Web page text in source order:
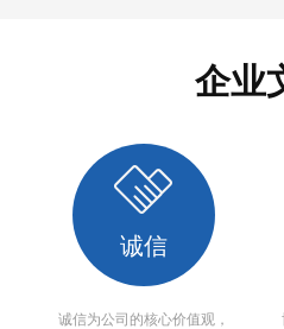
企业
诚信
诚信为公司的核心价值观，